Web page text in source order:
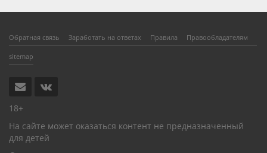
Обратная связь Заработать на ответах Правила Правообладателям
sitemap
18+
На сайте может оказаться контент не предназначенный
для детей